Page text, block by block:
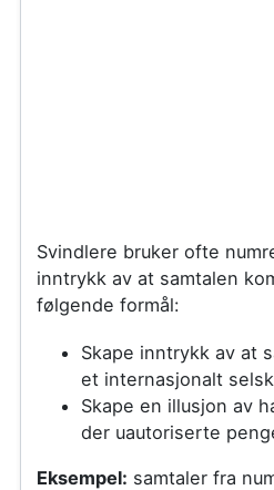
Svindlere bruker ofte
inntrykk av at samtalen
følgende formål:
Skape inntrykk av at
et internasjonalt
Skape en illusjon av
der uautoriserte
Eksempel: samtaler fra